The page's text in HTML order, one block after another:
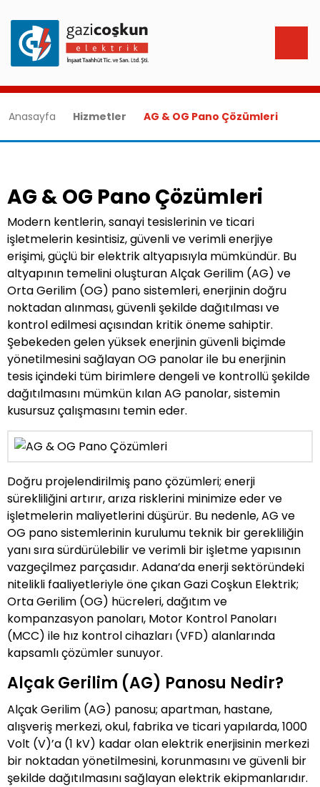
Anasayfa Hizmetler AG & OG Pano Çözümleri
AG & OG Pano Çözümleri
Modern kentlerin, sanayi tesislerinin ve ticari
işletmelerin kesintisiz, güvenli ve verimli enerjiye
erişimi, güçlü bir elektrik altyapısıyla mümkündür. Bu
altyapının temelini oluşturan Alçak Gerilim (AG) ve
Orta Gerilim (OG) pano sistemleri, enerjinin doğru
noktadan alınması, güvenli şekilde dağıtılması ve
kontrol edilmesi açısından kritik öneme sahiptir.
Şebekeden gelen yüksek enerjinin güvenli biçimde
yönetilmesini sağlayan OG panolar ile bu enerjinin
tesis içindeki tüm birimlere dengeli ve kontrollü şekilde
dağıtılmasını mümkün kılan AG panolar, sistemin
kusursuz çalışmasını temin eder.
Doğru projelendirilmiş pano çözümleri; enerji
sürekliliğini artırır, arıza risklerini minimize eder ve
işletmelerin maliyetlerini düşürür. Bu nedenle, AG ve
OG pano sistemlerinin kurulumu teknik bir gerekliliğin
yanı sıra sürdürülebilir ve verimli bir işletme yapısının
vazgeçilmez parçasıdır. Adana’da enerji sektöründeki
nitelikli faaliyetleriyle öne çıkan Gazi Coşkun Elektrik;
Orta Gerilim (OG) hücreleri, dağıtım ve
kompanzasyon panoları, Motor Kontrol Panoları
(MCC) ile hız kontrol cihazları (VFD) alanlarında
kapsamlı çözümler sunuyor.
Alçak Gerilim (AG) Panosu Nedir?
Alçak Gerilim (AG) panosu; apartman, hastane,
alışveriş merkezi, okul, fabrika ve ticari yapılarda, 1000
Volt (V)’a (1 kV) kadar olan elektrik enerjisinin merkezi
bir noktadan yönetilmesini, korunmasını ve güvenli bir
şekilde dağıtılmasını sağlayan elektrik ekipmanlarıdır.